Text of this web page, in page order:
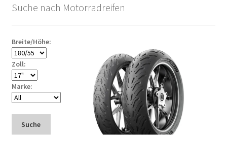
Suche nach Motorradreifen
Breite/Höhe:
Zoll:
Marke:
Suche